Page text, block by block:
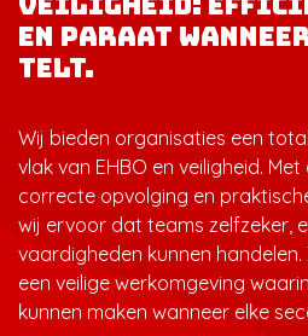
en paraat
telt.
Wij bieden organisaties een
vlak van EHBO en veiligheid.
correcte opvolging en
wij ervoor dat teams zelfzeker,
vaardigheden kunnen
een veilige werkomgeving
kunnen maken wanneer elke